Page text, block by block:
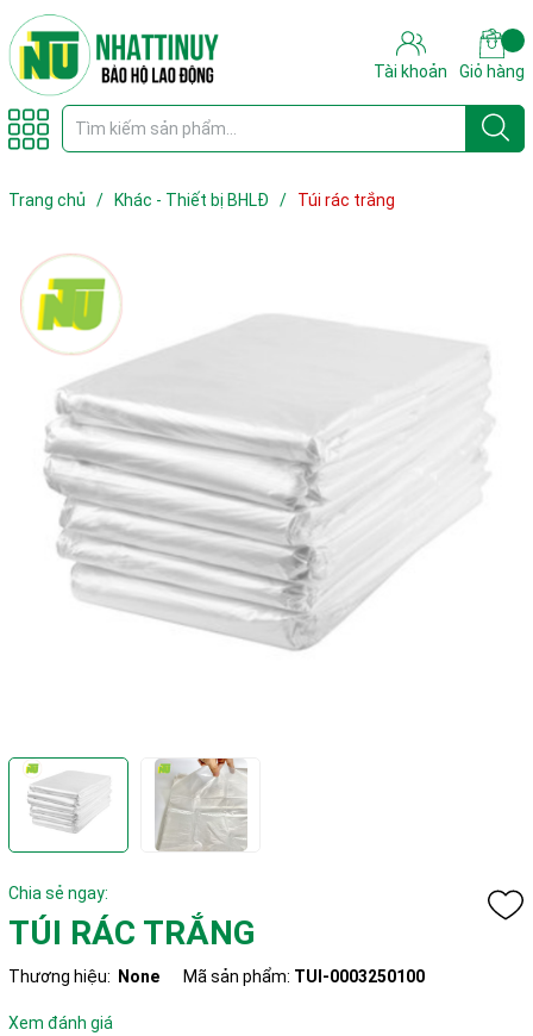
Tài khoản Giỏ hàng
Trang chủ / Khác - Thiết bị BHLĐ / Túi rác trắng
Chia sẻ ngay:
TÚI RÁC TRẮNG
Thương hiệu: None Mã sản phẩm: TUI-0003250100
Xem đánh giá